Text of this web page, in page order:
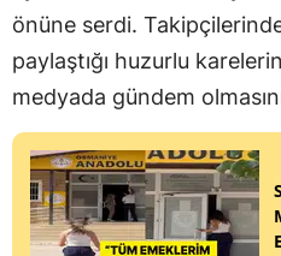
önüne serdi.
paylaştığı huzurlu
medyada gündem